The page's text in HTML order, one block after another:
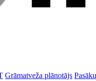
Grāmatveža plānotājs